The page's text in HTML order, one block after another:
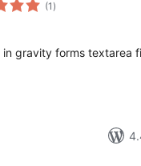
(1दर)
in gravity forms textarea